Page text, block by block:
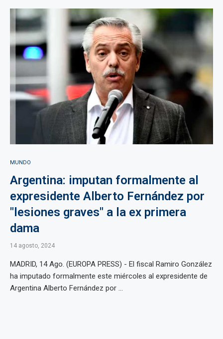
MUNDO
Argentina: imputan formalmente al
expresidente Alberto Fernández por
"lesiones graves" a la ex primera
dama
14 agosto, 2024
MADRID, 14 Ago. (EUROPA PRESS) - El fiscal Ramiro González
ha imputado formalmente este miércoles al expresidente de
Argentina Alberto Fernández por ...